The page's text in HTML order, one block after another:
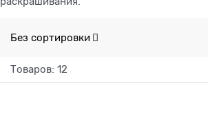
Без сортировки
Товаров: 12